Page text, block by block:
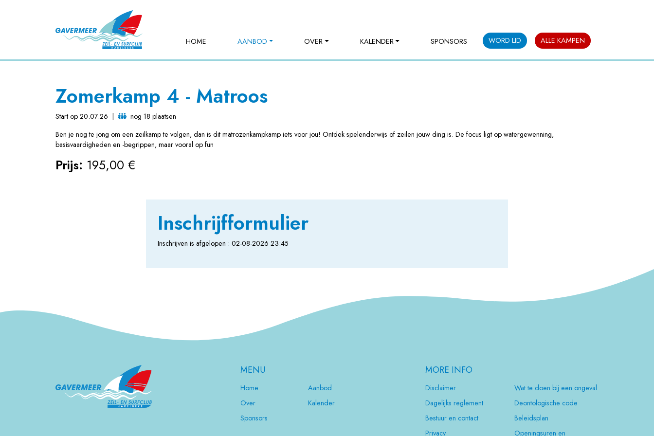
HOME AANBOD OVER KALENDER SPONSORS WORD LID ALLE KAMPEN
Zomerkamp 4 - Matroos
Start op 20.07.26
nog 18 plaatsen
Ben je nog te jong om een zeilkamp te volgen, dan is dit matrozenkampkamp iets voor jou! Ontdek spelenderwijs of zeilen jouw ding is. De focus ligt op watergewenning,
basisvaardigheden en -begrippen, maar vooral op fun
Prijs: 195,00 €
Inschrijfformulier
Inschrijven is afgelopen : 02-08-2026 23:45
MENU
Home
Aanbod
Over
Kalender
Sponsors
MORE INFO
Disclaimer
Wat te doen bij een ongeval
Dagelijks reglement
Deontologische code
Bestuur en contact
Beleidsplan
Privacy
Openingsuren en